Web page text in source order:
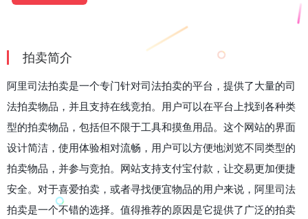
拍卖简介
阿里司法拍卖是一个专门针对司法拍卖的平台，提供了大量的司
法拍卖物品，并且支持在线竞拍。用户可以在平台上找到各种类
型的拍卖物品，包括但不限于工具和摸鱼用品。这个网站的界面
设计简洁，使用体验相对流畅，用户可以方便地浏览不同类型的
拍卖物品，并参与竞拍。网站支持支付宝付款，让交易更加便捷
安全。对于喜爱拍卖，或者寻找便宜物品的用户来说，阿里司法
拍卖是一个不错的选择。值得推荐的原因是它提供了广泛的拍卖